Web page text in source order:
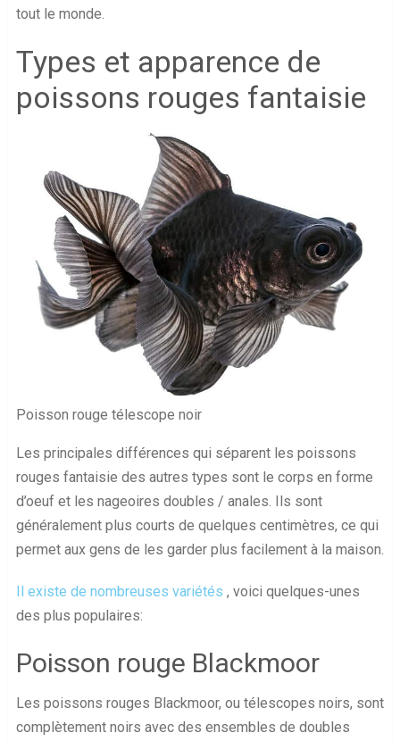
tout le monde.
Types et apparence de
poissons rouges fantaisie
Poisson rouge télescope noir
Les principales différences qui séparent les poissons
rouges fantaisie des autres types sont le corps en forme
d’oeuf et les nageoires doubles / anales. Ils sont
généralement plus courts de quelques centimètres, ce qui
permet aux gens de les garder plus facilement à la maison.
Il existe de nombreuses variétés , voici quelques-unes
des plus populaires:
Poisson rouge Blackmoor
Les poissons rouges Blackmoor, ou télescopes noirs, sont
complètement noirs avec des ensembles de doubles